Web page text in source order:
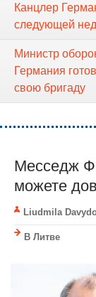
Канцлер
следующей
Министр
Германия
свою бригаду
Месседж
можете
Liudmila
В Литве